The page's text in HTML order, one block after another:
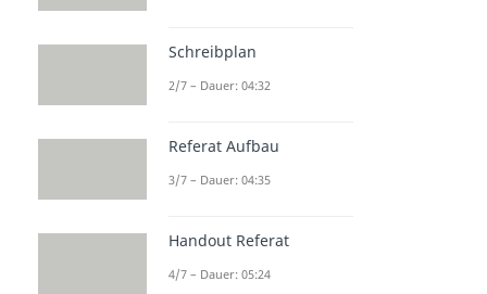
Schreibplan
2/7 – Dauer: 04:32
Referat Aufbau
3/7 – Dauer: 04:35
Handout Referat
4/7 – Dauer: 05:24